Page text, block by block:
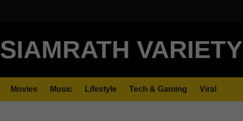
SIAMRATH VARIETY
Movies Music Lifestyle Tech & Gaming Viral